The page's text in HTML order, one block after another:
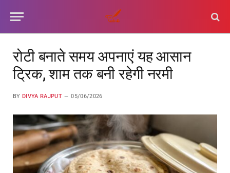
रोटी बनाते समय अपनाएं यह आसान
ट्रिक, शाम तक बनी रहेगी नरमी
BY DIVYA RAJPUT 05/06/2026